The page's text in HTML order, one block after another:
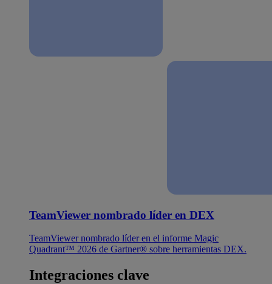
TeamViewer nombrado líder en DEX
TeamViewer nombrado líder en el informe Magic
Quadrant™ 2026 de Gartner® sobre herramientas DEX.
Integraciones clave